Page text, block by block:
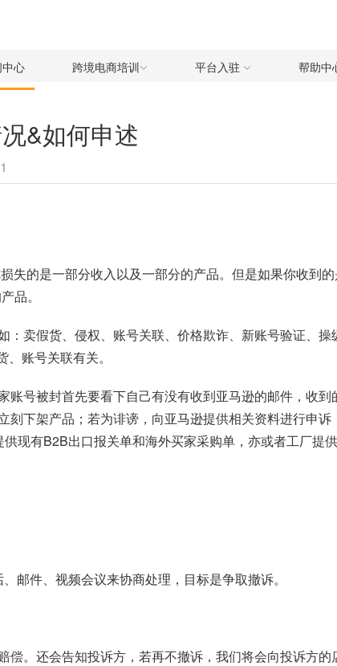
心 跨境电商培训 平台入驻 帮助中
&如何申述
的是一部分收入以及一部分的产品。但是如果你收到的
品。
卖假货、侵权、账号关联、价格欺诈、新账号验证、操
账号关联有关。
号被封首先要看下自己有没有收到亚马逊的邮件，收到
下架产品；若为诽谤，向亚马逊提供相关资料进行申诉
现有B2B出口报关单和海外买家采购单，亦或者工厂提
邮件、视频会议来协商处理，目标是争取撤诉。
。还会告知投诉方，若再不撤诉，我们将会向投诉方